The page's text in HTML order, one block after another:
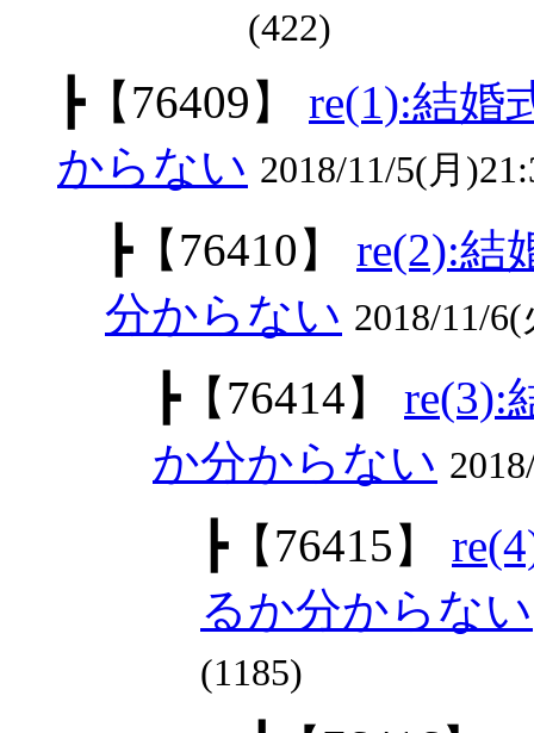
(422)
┣【76409】
re(1):結婚
からない 2018/11/5(月
┣【76410】
re(2):結
分からない 2018/11/
┣【76414】
re(3):
か分からない
┣【76415】
るか分からない
(1185)